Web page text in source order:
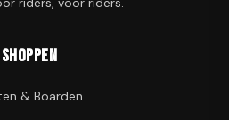
Shoppen
& Boarden